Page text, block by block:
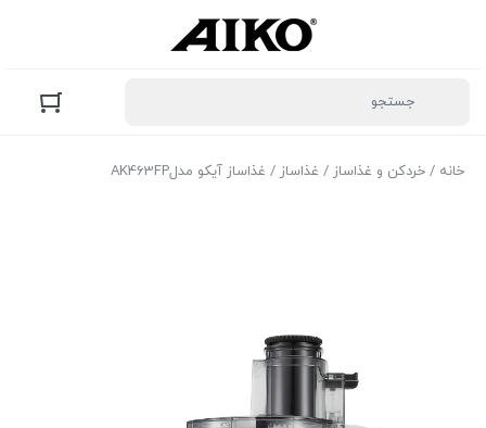
خانه / خردکن و غذاساز / غذاساز / غذاساز آیکو مدلAK463FP